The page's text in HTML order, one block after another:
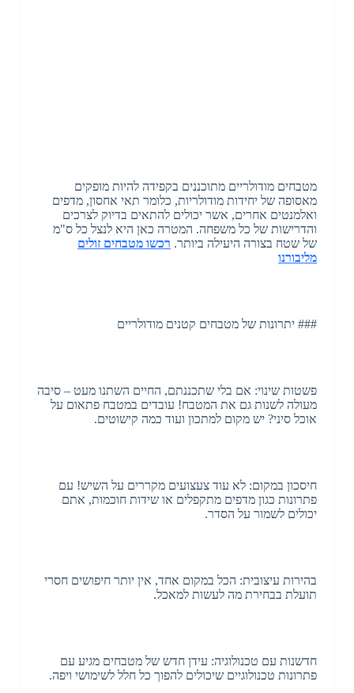
מטבחים מודולריים מתוכננים בקפידה להיות מופקים
מאסופה של יחידות מודולריות, כלומר תאי אחסון, מדפים
ואלמנטים אחרים, אשר יכולים להתאים בדיוק לצרכים
והדרישות של כל משפחה. המטרה כאן היא לנצל כל ס"מ
של שטח בצורה היעילה ביותר. רכשו מטבחים זולים
מליבורנו
### יתרונות של מטבחים קטנים מודולריים
פשטות שינוי: אם בלי שתכננתם, החיים השתנו מעט – סיבה
מעולה לשנות גם את המטבח! עובדים במטבח פתאום על
אוכל סיני? יש מקום למתכון ועוד כמה קישוטים.
חיסכון במקום: לא עוד צעצועים מקררים על השיש! עם
פתרונות כגון מדפים מתקפלים או שידות חוכמות, אתם
יכולים לשמור על הסדר.
בהירות עיצובית: הכל במקום אחד, אין יותר חיפושים חסרי
תועלת בבחירת מה לעשות למאכל.
חדשנות עם טכנולוגיה: עידן חדש של מטבחים מגיע עם
פתרונות טכנולוגיים שיכולים להפוך כל חלל לשימושי ויפה.